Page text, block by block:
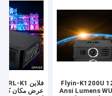
Flyin-K1200U
Ansi Lumens